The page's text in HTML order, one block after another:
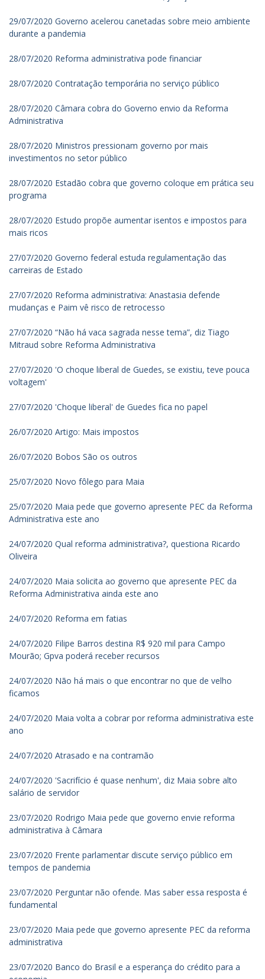
29/07/2020 Governo acelerou canetadas sobre meio ambiente
durante a pandemia
28/07/2020 Reforma administrativa pode financiar
28/07/2020 Contratação temporária no serviço público
28/07/2020 Câmara cobra do Governo envio da Reforma
Administrativa
28/07/2020 Ministros pressionam governo por mais
investimentos no setor público
28/07/2020 Estadão cobra que governo coloque em prática seu
programa
28/07/2020 Estudo propõe aumentar isentos e impostos para
mais ricos
27/07/2020 Governo federal estuda regulamentação das
carreiras de Estado
27/07/2020 Reforma administrativa: Anastasia defende
mudanças e Paim vê risco de retrocesso
27/07/2020 “Não há vaca sagrada nesse tema”, diz Tiago
Mitraud sobre Reforma Administrativa
27/07/2020 'O choque liberal de Guedes, se existiu, teve pouca
voltagem'
27/07/2020 'Choque liberal' de Guedes fica no papel
26/07/2020 Artigo: Mais impostos
26/07/2020 Bobos São os outros
25/07/2020 Novo fôlego para Maia
25/07/2020 Maia pede que governo apresente PEC da Reforma
Administrativa este ano
24/07/2020 Qual reforma administrativa?, questiona Ricardo
Oliveira
24/07/2020 Maia solicita ao governo que apresente PEC da
Reforma Administrativa ainda este ano
24/07/2020 Reforma em fatias
24/07/2020 Filipe Barros destina R$ 920 mil para Campo
Mourão; Gpva poderá receber recursos
24/07/2020 Não há mais o que encontrar no que de velho
ficamos
24/07/2020 Maia volta a cobrar por reforma administrativa este
ano
24/07/2020 Atrasado e na contramão
24/07/2020 'Sacrifício é quase nenhum', diz Maia sobre alto
salário de servidor
23/07/2020 Rodrigo Maia pede que governo envie reforma
administrativa à Câmara
23/07/2020 Frente parlamentar discute serviço público em
tempos de pandemia
23/07/2020 Perguntar não ofende. Mas saber essa resposta é
fundamental
23/07/2020 Maia pede que governo apresente PEC da reforma
administrativa
23/07/2020 Banco do Brasil e a esperança do crédito para a